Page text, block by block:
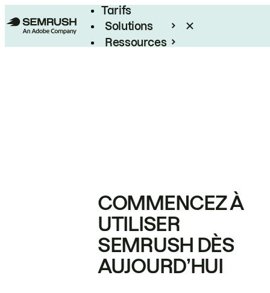
Tarifs
Solutions
Ressources
COMMENCEZ À
UTILISER
SEMRUSH DÈS
AUJOURD’HUI